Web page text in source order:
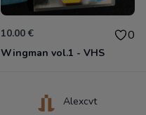
10.00 € 0
Wingman vol.1 - VHS
Alexcvt